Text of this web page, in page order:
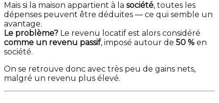
Mais si la maison appartient à la société, toutes les
dépenses peuvent être déduites — ce qui semble un
avantage.
Le problème? Le revenu locatif est alors considéré
comme un revenu passif, imposé autour de 50 % en
société.
On se retrouve donc avec très peu de gains nets,
malgré un revenu plus élevé.